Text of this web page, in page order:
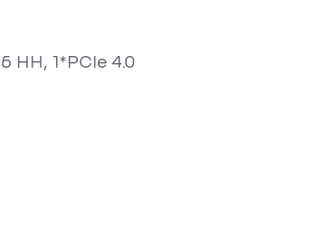
HH, 1*PCIe 4.0